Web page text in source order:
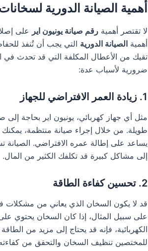
أهمية الصيانة الدورية
لا تقتصر أهمية رقم صيانة يونيون اير
على
أهمية الصيانة الدورية التي يجب أن تُنفذ
تقيك من الأعطال المكلفة التي قد تحدث في
ضرورية لأسباب عدة:
1. زيادة العمر الافتراضي للجهاز
مثل أي جهاز كهربائي، يونيون اير بحاجة إلى
طويلة. من خلال إجراء صيانة منتظمة،
يساعد على إطالة عمره الافتراضي.
إلى مشاكل كبيرة قد تكلفك الكثير من المال.
2. تحسين كفاءة الطاقة
قد لا يكون السخان الذي يعاني من مشكلات في
على سبيل المثال، إذا كان السخان يحتوي
الكهربائية، فإنه قد يحتاج إلى مزيد من
للمختصين تنظيف السخان والتحقق من